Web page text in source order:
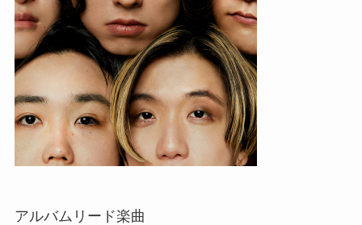
アルバムリード楽曲